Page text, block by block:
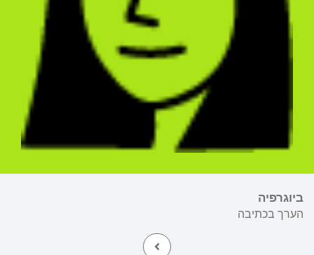
ביוגרפיה
הערך בכתיבה